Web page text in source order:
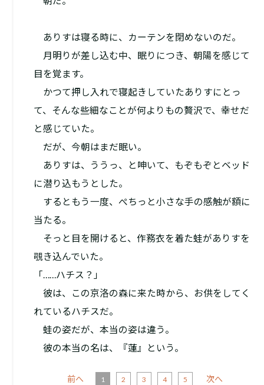
ありすは寝る時に、カーテンを閉めないのだ。
月明りが差し込む中、眠りにつき、朝陽を感じて
目を覚ます。
かつて押し入れで寝起きしていたありすにとっ
て、そんな些細なことが何よりもの贅沢で、幸せだ
と感じていた。
だが、今朝はまだ眠い。
ありすは、ううっ、と呻いて、もぞもぞとベッド
に潜り込もうとした。
するともう一度、ぺちっと小さな手の感触が額に
当たる。
そっと目を開けると、作務衣を着た蛙がありすを
覗き込んでいた。
「……ハチス？」
彼は、この京洛の森に来た時から、お供をしてく
れているハチスだ。
蛙の姿だが、本当の姿は違う。
彼の本当の名は、『蓮』という。
前へ 1 2 3 4 5
次へ